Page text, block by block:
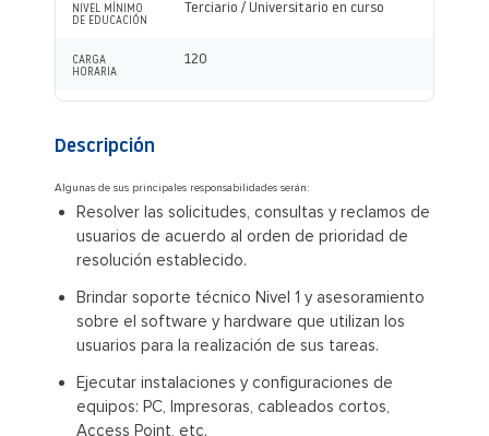
NIVEL MÍNIMO
DE EDUCACIÓN
Terciario / Universitario en curso
CARGA
HORARIA
120
Descripción
Algunas de sus principales responsabilidades serán:
Resolver las solicitudes, consultas y reclamos de
usuarios de acuerdo al orden de prioridad de
resolución establecido.
Brindar soporte técnico Nivel 1 y asesoramiento
sobre el software y hardware que utilizan los
usuarios para la realización de sus tareas.
Ejecutar instalaciones y configuraciones de
equipos: PC, Impresoras, cableados cortos,
Access Point, etc.